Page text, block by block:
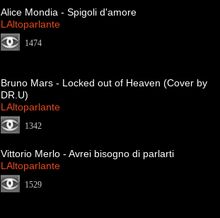
Alice Mondia - Spigoli d'amore
LAltoparlante
1474
Bruno Mars - Locked out of Heaven (Cover by
DR.U)
LAltoparlante
1342
Vittorio Merlo - Avrei bisogno di parlarti
LAltoparlante
1529